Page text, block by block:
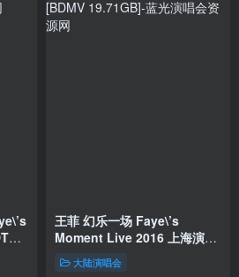
王菲 幻乐一场 Faye\’s
Moment Live 2016 上海演唱
会 [BDMV 19.71GB]
大陆演唱会